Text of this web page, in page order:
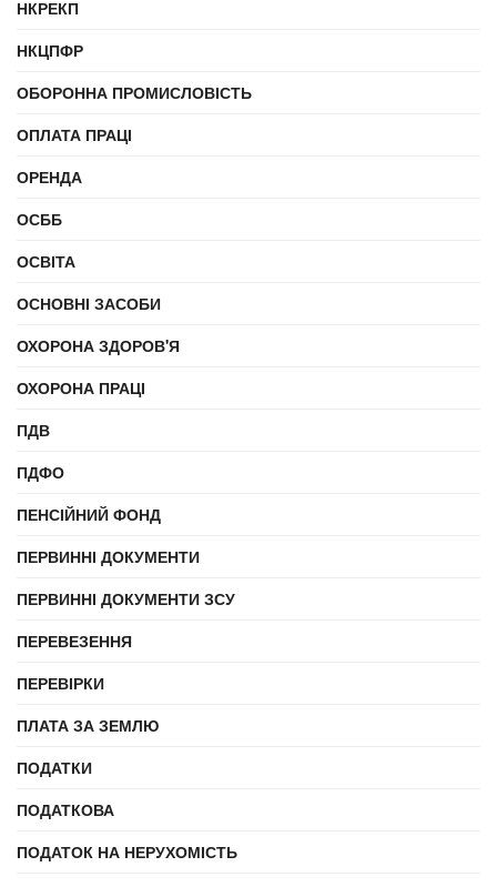
НКРЕКП
НКЦПФР
ОБОРОННА ПРОМИСЛОВІСТЬ
ОПЛАТА ПРАЦІ
ОРЕНДА
ОСББ
ОСВІТА
ОСНОВНІ ЗАСОБИ
ОХОРОНА ЗДОРОВ'Я
ОХОРОНА ПРАЦІ
ПДВ
ПДФО
ПЕНСІЙНИЙ ФОНД
ПЕРВИННІ ДОКУМЕНТИ
ПЕРВИННІ ДОКУМЕНТИ ЗСУ
ПЕРЕВЕЗЕННЯ
ПЕРЕВІРКИ
ПЛАТА ЗА ЗЕМЛЮ
ПОДАТКИ
ПОДАТКОВА
ПОДАТОК НА НЕРУХОМІСТЬ